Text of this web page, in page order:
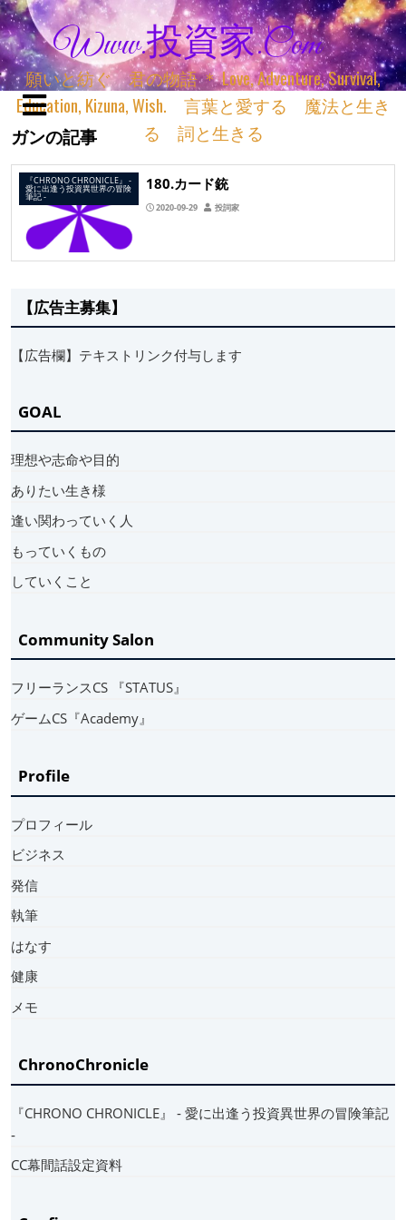
Www.投資家.com
願いと紡ぐ 君の物語 ＊ Love, Adventure, Survival,
Education, Kizuna, Wish. 言葉と愛する 魔法と生き
る 詞と生きる
ガンの記事
『CHRONO CHRONICLE』 ‐
愛に出逢う投資異世界の冒険
筆記 ‐
180.カード銃
2020-09-29 投詞家
【広告主募集】
【広告欄】テキストリンク付与します
GOAL
理想や志命や目的
ありたい生き様
逢い関わっていく人
もっていくもの
していくこと
Community Salon
フリーランスCS 『STATUS』
ゲームCS『Academy』
Profile
プロフィール
ビジネス
発信
執筆
はなす
健康
メモ
ChronoChronicle
『CHRONO CHRONICLE』 ‐ 愛に出逢う投資異世界の冒険筆記
‐
CC幕間話設定資料